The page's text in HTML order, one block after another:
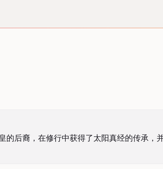
后裔，在修行中获得了太阳真经的传承